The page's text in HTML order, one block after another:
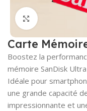
Cliquez pour
Carte
Boostez la
mémoire SanDisk
Idéale pour
une grande capacité
impressionnante et